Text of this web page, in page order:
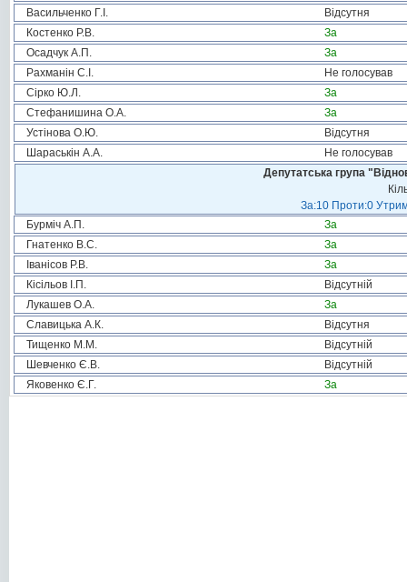
Васильченко Г.І.
Відсутня
Костенко Р.В.
За
Осадчук А.П.
За
Рахманін С.І.
Не голосував
Сірко Ю.Л.
За
Стефанишина О.А.
За
Устінова О.Ю.
Відсутня
Шараськін А.А.
Не голосував
Депутатська група
За:10 Проти:0
Бурміч А.П.
За
Гнатенко В.С.
За
Іванісов Р.В.
За
Кісільов І.П.
Відсутній
Лукашев О.А.
За
Славицька А.К.
Відсутня
Тищенко М.М.
Відсутній
Шевченко Є.В.
Відсутній
Яковенко Є.Г.
За